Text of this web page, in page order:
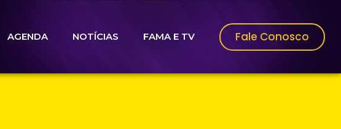
AGENDA NOTÍCIAS FAMA E TV Fale Conosco